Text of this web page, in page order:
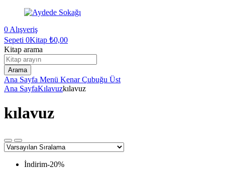
0 Alışveriş
Sepeti 0Kitap ₺0,00
Kitap arama
Arama
Ana Sayfa Menü Kenar Çubuğu Üst
Ana SayfaKılavuzkılavuz
kılavuz
İndirim-20%